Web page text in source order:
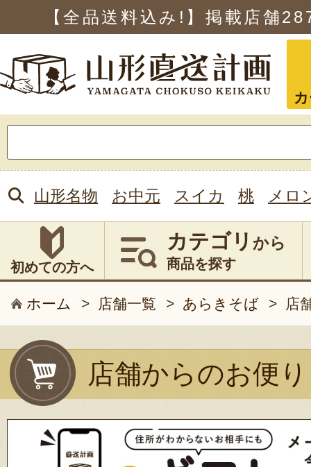
【全品送料込み!】掲載店舗
索:
山形名物 お中元 スイカ 桃 メロ
初めての方へ
カテゴリ から
商品を探す
ホーム > 店舗一覧 > あらきそば > 店
店舗からのお便り